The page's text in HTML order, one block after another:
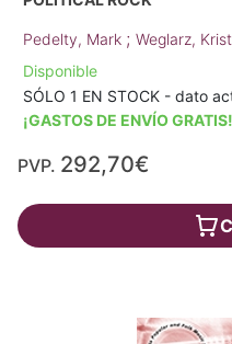
Pedelty, Mark ; Weglarz,
Disponible
SÓLO 1 EN STOCK - dato
¡GASTOS DE ENVÍO GRATIS!
PVP. 292,70€